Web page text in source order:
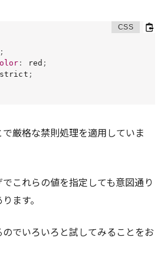
;
: red ;
;
で厳格な禁則処理を適用していま
これらの値を指定しても意図通り
ます。
でいろいろと試してみることをお